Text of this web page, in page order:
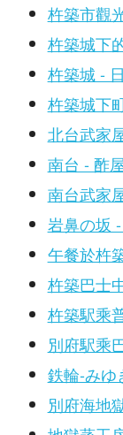
杵築市觀
杵築城下
杵築城 -
杵築城下
北台武家
南台 - 酢
南台武家
岩鼻の坂
午餐於杵
杵築巴士
杵築駅乘
別府駅乘
鉄輪-みゆ
別府海地